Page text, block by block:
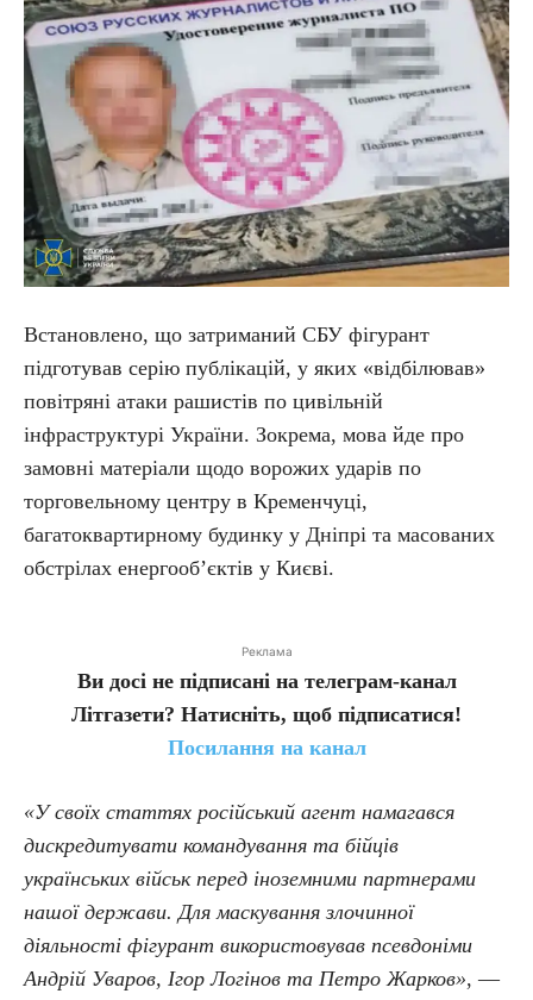
Встановлено, що затриманий СБУ фігурант
підготував серію публікацій, у яких «відбілював»
повітряні атаки рашистів по цивільній
інфраструктурі України. Зокрема, мова йде про
замовні матеріали щодо ворожих ударів по
торговельному центру в Кременчуці,
багатоквартирному будинку у Дніпрі та масованих
обстрілах енергооб’єктів у Києві.
Реклама
Ви досі не підписані на телеграм-канал
Літгазети? Натисніть, щоб підписатися!
Посилання на канал
«У своїх статтях російський агент намагався
дискредитувати командування та бійців
українських військ перед іноземними партнерами
нашої держави. Для маскування злочинної
діяльності фігурант використовував псевдоніми
Андрій Уваров, Ігор Логінов та Петро Жарков», —